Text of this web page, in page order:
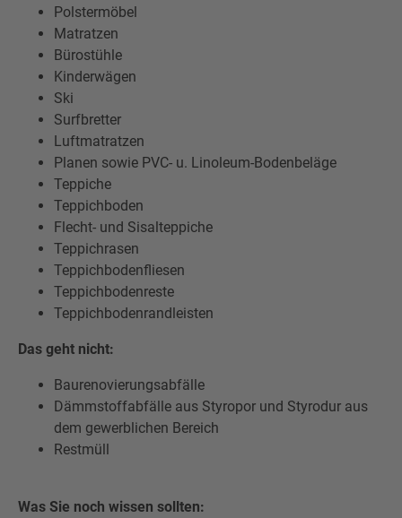
Polstermöbel
Matratzen
Bürostühle
Kinderwägen
Ski
Surfbretter
Luftmatratzen
Planen sowie PVC- u. Linoleum-Bodenbeläge
Teppiche
Teppichboden
Flecht- und Sisalteppiche
Teppichrasen
Teppichbodenfliesen
Teppichbodenreste
Teppichbodenrandleisten
Das geht nicht:
Baurenovierungsabfälle
Dämmstoffabfälle aus Styropor und Styrodur aus
dem gewerblichen Bereich
Restmüll
Was Sie noch wissen sollten: